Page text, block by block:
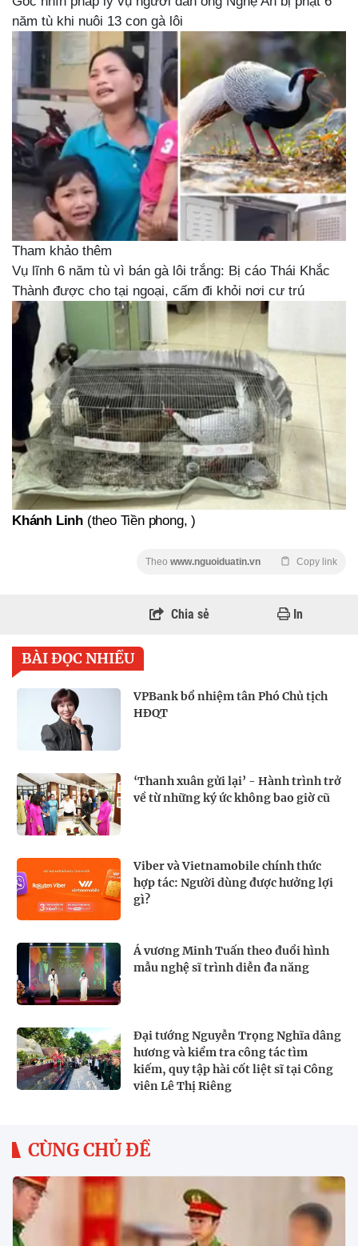
năm tù khi nuôi 13 con gà lôi
Tham khảo thêm
Vụ lĩnh 6 năm tù vì bán gà lôi trắng: Bị cáo Thái Khắc
Thành được cho tại ngoại, cấm đi khỏi nơi cư trú
Khánh Linh (theo Tiền phong, )
Theo www.nguoiduatin.vn Copy link
Chia sẻ In
BÀI ĐỌC NHIỀU
VPBank bổ nhiệm tân Phó Chủ tịch
HĐQT
‘Thanh xuân gửi lại’ - Hành trình trở
về từ những ký ức không bao giờ cũ
Viber và Vietnamobile chính thức
hợp tác: Người dùng được hưởng lợi
gì?
Á vương Minh Tuấn theo đuổi hình
mẫu nghệ sĩ trình diễn đa năng
Đại tướng Nguyễn Trọng Nghĩa dâng
hương và kiểm tra công tác tìm
kiếm, quy tập hài cốt liệt sĩ tại Công
viên Lê Thị Riêng
CÙNG CHỦ ĐỀ